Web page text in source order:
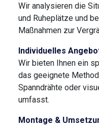
Wir analysieren die
und Ruheplätze und
Maßnahmen zur
Individuelles
Wir bieten Ihnen ein
das geeignete
Spanndrähte oder
umfasst.
Montage &